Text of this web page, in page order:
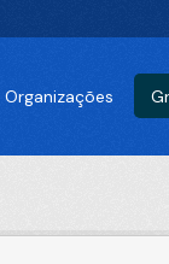
Organizações